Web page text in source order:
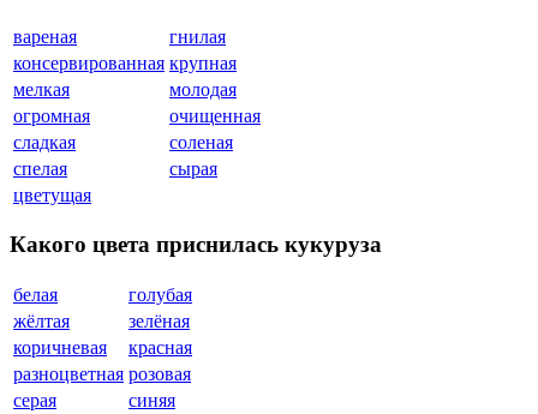
вареная
гнилая
консервированная крупная
мелкая
молодая
огромная
очищенная
сладкая
соленая
спелая
сырая
цветущая
Какого цвета приснилась кукуруза
белая
голубая
жёлтая
зелёная
коричневая
красная
разноцветная розовая
серая
синяя